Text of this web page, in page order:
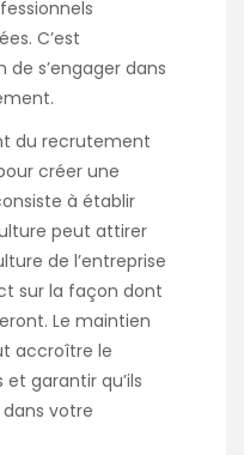
C’est
s’engager dans
du recrutement
créer une
à établir
peut attirer
de l’entreprise
sur la façon dont
Le maintien
accroître le
garantir qu’ils
votre